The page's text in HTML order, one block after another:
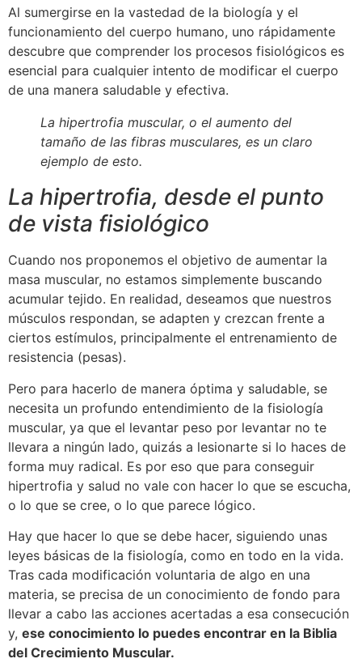
Al sumergirse en la vastedad de la biología y el
funcionamiento del cuerpo humano, uno rápidamente
descubre que comprender los procesos fisiológicos es
esencial para cualquier intento de modificar el cuerpo
de una manera saludable y efectiva.
La hipertrofia muscular, o el aumento del
tamaño de las fibras musculares, es un claro
ejemplo de esto.
La hipertrofia, desde el punto
de vista fisiológico
Cuando nos proponemos el objetivo de aumentar la
masa muscular, no estamos simplemente buscando
acumular tejido. En realidad, deseamos que nuestros
músculos respondan, se adapten y crezcan frente a
ciertos estímulos, principalmente el entrenamiento de
resistencia (pesas).
Pero para hacerlo de manera óptima y saludable, se
necesita un profundo entendimiento de la fisiología
muscular, ya que el levantar peso por levantar no te
llevara a ningún lado, quizás a lesionarte si lo haces de
forma muy radical. Es por eso que para conseguir
hipertrofia y salud no vale con hacer lo que se escucha,
o lo que se cree, o lo que parece lógico.
Hay que hacer lo que se debe hacer, siguiendo unas
leyes básicas de la fisiología, como en todo en la vida.
Tras cada modificación voluntaria de algo en una
materia, se precisa de un conocimiento de fondo para
llevar a cabo las acciones acertadas a esa consecución
y, ese conocimiento lo puedes encontrar en la Biblia
del Crecimiento Muscular.